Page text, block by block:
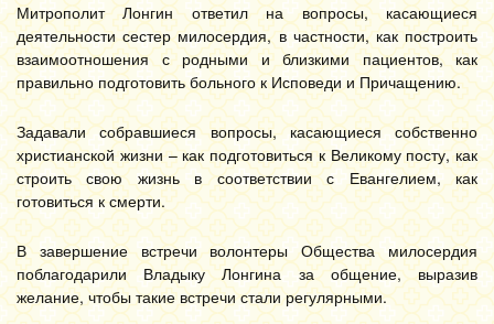
Митрополит Лонгин ответил на вопросы, касающиеся
деятельности сестер милосердия, в частности, как построить
взаимоотношения с родными и близкими пациентов, как
правильно подготовить больного к Исповеди и Причащению.
Задавали собравшиеся вопросы, касающиеся собственно
христианской жизни – как подготовиться к Великому посту, как
строить свою жизнь в соответствии с Евангелием, как
готовиться к смерти.
В завершение встречи волонтеры Общества милосердия
поблагодарили Владыку Лонгина за общение, выразив
желание, чтобы такие встречи стали регулярными.